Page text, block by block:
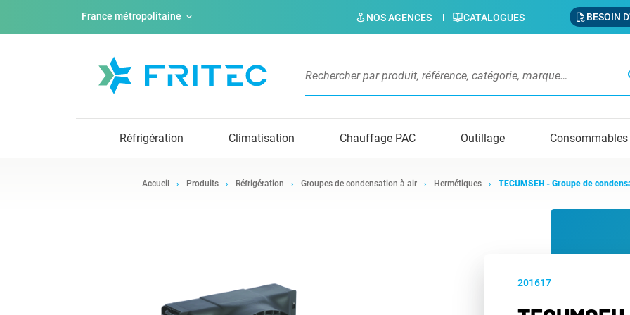
France métropolitaine NOS AGENCES CATALOGUES BESOIN
Réfrigération Climatisation Chauffage PAC Outillage Consommables
Accueil Produits Réfrigération Groupes de condensation à air Hermétiques TECUMSEH - Groupe de
201617